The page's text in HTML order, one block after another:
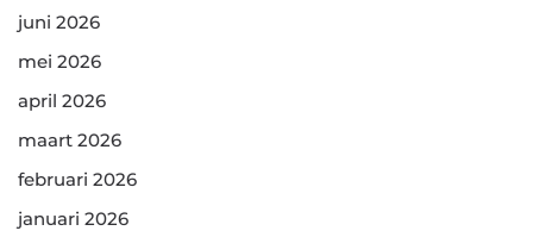
juni 2026
mei 2026
april 2026
maart 2026
februari 2026
januari 2026